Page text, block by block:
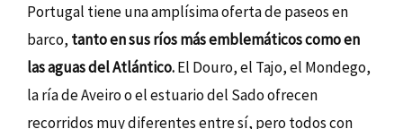
Portugal tiene una amplísima oferta de paseos en
barco, tanto en sus ríos más emblemáticos como en
las aguas del Atlántico.El Douro, el Tajo, el Mondego,
la ría de Aveiro o el estuario del Sado ofrecen
recorridos muy diferentes entre sí, pero todos con